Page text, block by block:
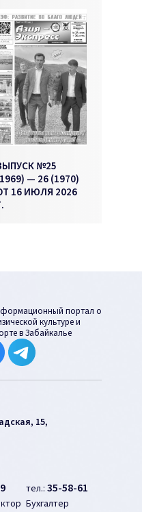
№25
— 26 (1970)
16 ИЮЛЯ 2026
портал о
культуре и
в Забайкалье
15,
тел.: 35-58-61
Бухгалтер